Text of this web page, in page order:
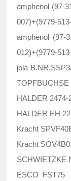
amphenol (97-
007)+(9779-
amphenol (97-
012)+(9779-
jola
TOPFBUCHSE
HALDER 2474-
HALDER EH
Kracht
Kracht
SCHWIETZKE
ESCO FST75